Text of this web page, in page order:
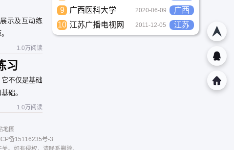
示及互动练
1.0万阅读
习
不仅是基础
础。
1.0万阅读
9
广西医科大学 2020-06-09
广西
10 江苏广播电视网 2011-12-05 江苏
地图
备15116235号-3